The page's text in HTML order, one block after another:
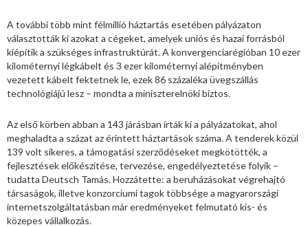
A további több mint félmillió háztartás esetében pályázaton
választották ki azokat a cégeket, amelyek uniós és hazai forrásból
kiépítik a szükséges infrastruktúrát. A konvergenciarégióban 10 ezer
kilométernyi légkábelt és 3 ezer kilométernyi alépítményben
vezetett kábelt fektetnek le, ezek 86 százaléka üvegszállás
technológiájú lesz – mondta a miniszterelnöki biztos.
Az első körben abban a 143 járásban írták ki a pályázatokat, ahol
meghaladta a százat az érintett háztartások száma. A tenderek közül
139 volt sikeres, a támogatási szerződéseket megkötötték, a
fejlesztések előkészítése, tervezése, engedélyeztetése folyik –
tudatta Deutsch Tamás. Hozzátette: a beruházásokat végrehajtó
társaságok, illetve konzorciumi tagok többsége a magyarországi
internetszolgáltatásban már eredményeket felmutató kis- és
közepes vállalkozás.